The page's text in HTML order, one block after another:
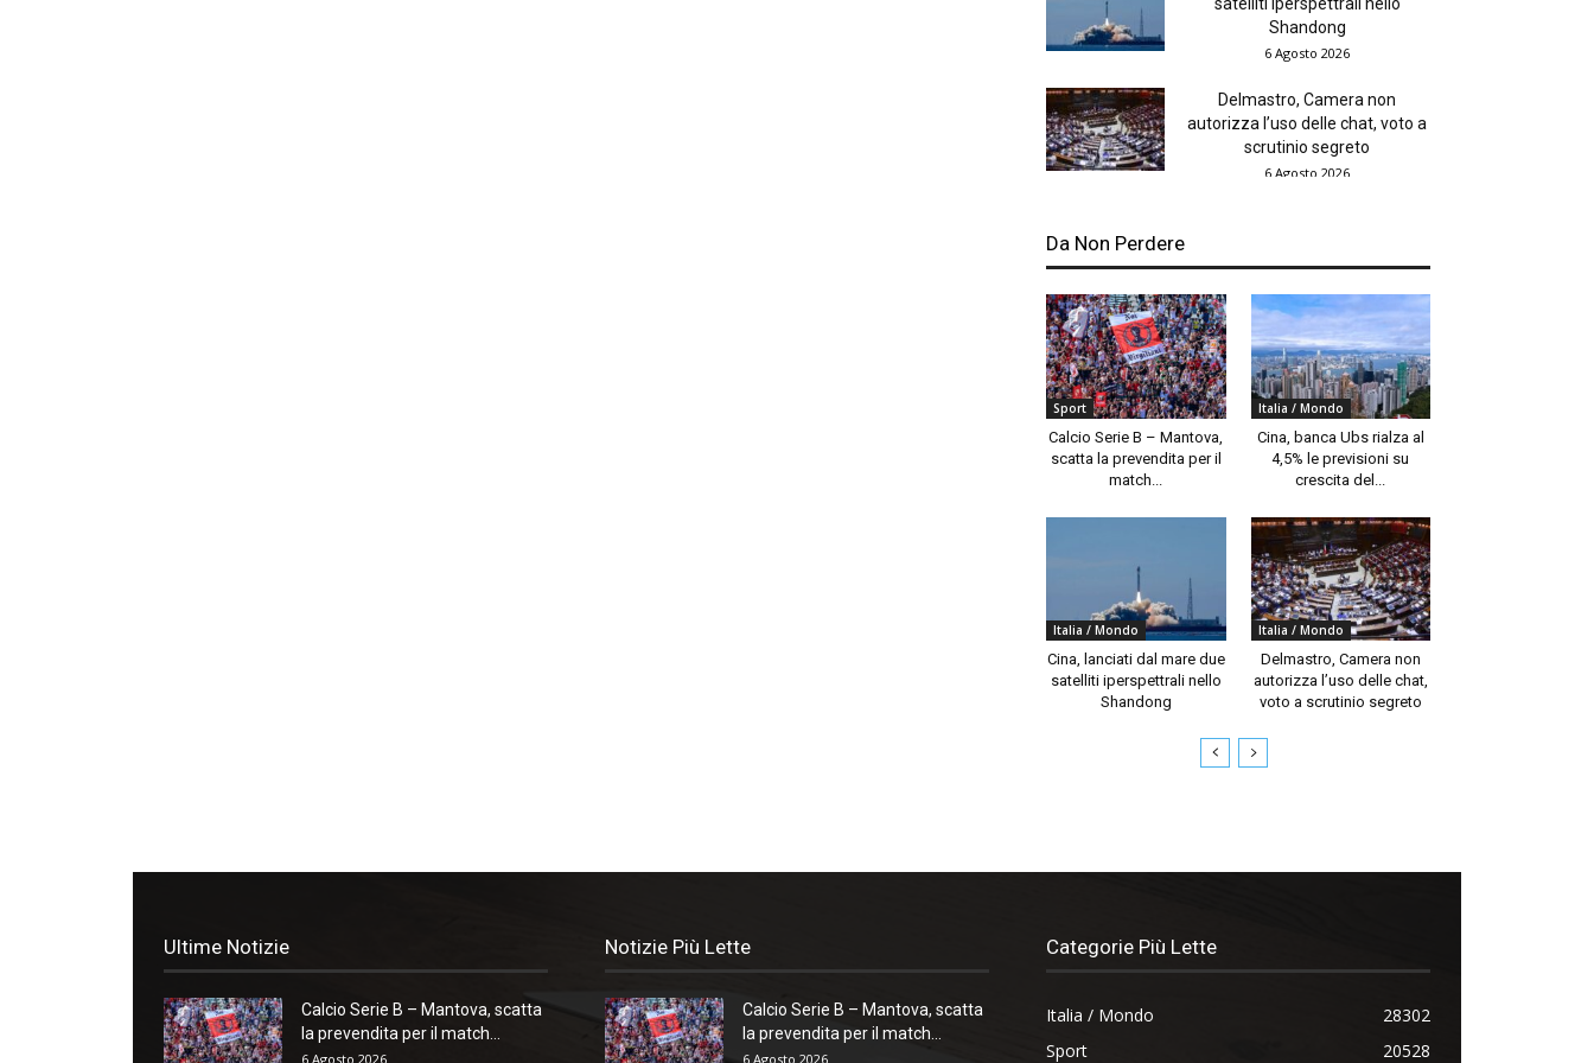
satelliti iperspettrali nello
Shandong
6 Agosto 2026
Delmastro, Camera non
autorizza l’uso delle chat, voto a
scrutinio segreto
6 Agosto 2026
Da Non Perdere
Sport
Calcio Serie B – Mantova,
scatta la prevendita per il
match...
Italia / Mondo
Cina, banca Ubs rialza al
4,5% le previsioni su
crescita del...
Italia / Mondo
Cina, lanciati dal mare due
satelliti iperspettrali nello
Shandong
Italia / Mondo
Delmastro, Camera non
autorizza l’uso delle chat,
voto a scrutinio segreto
Ultime Notizie
Calcio Serie B – Mantova, scatta
la prevendita per il match...
6 Agosto 2026
Notizie Più Lette
Calcio Serie B – Mantova, scatta
la prevendita per il match...
6 Agosto 2026
Categorie Più Lette
Italia / Mondo
28302
Sport
20528